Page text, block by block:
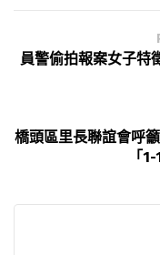
員警偷拍報案女子特
橋頭區里長聯誼會呼
「